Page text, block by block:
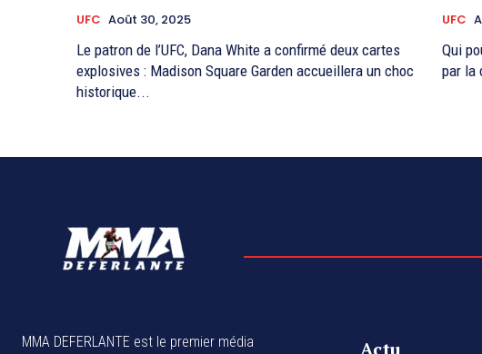
UFC Août 30, 2025
Le patron de l’UFC, Dana White a confirmé deux cartes
explosives : Madison Square Garden accueillera un choc
historique...
UFC
Qui
par la
MMA DEFERLANTE est le premier média
Actu